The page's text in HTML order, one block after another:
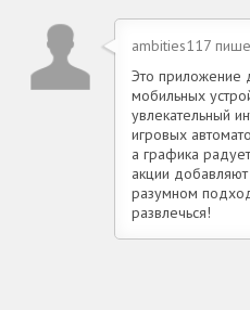
ambities117
Это приложение
мобильных
увлекательный
игровых
а графика
акции
разумном
развлечься!